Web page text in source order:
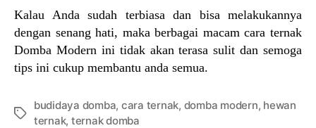
Kalau Anda sudah terbiasa dan bisa melakukannya
dengan senang hati, maka berbagai macam cara ternak
Domba Modern ini tidak akan terasa sulit dan semoga
tips ini cukup membantu anda semua.
Tags
budidaya domba, cara ternak, domba modern, hewan
ternak, ternak domba